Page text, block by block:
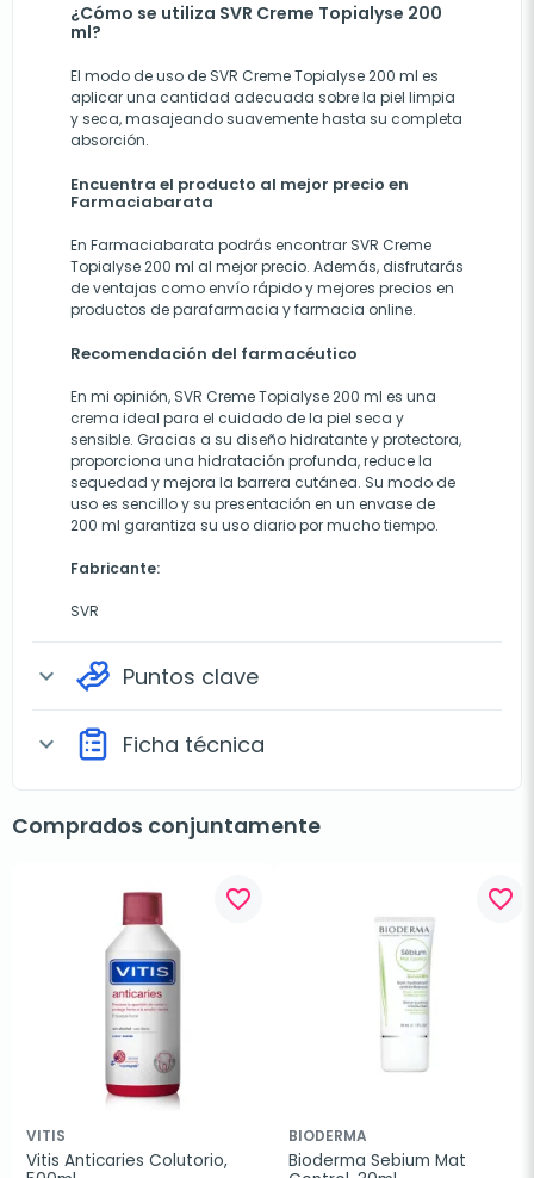
¿Cómo se utiliza SVR Creme Topialyse 200
ml?
El modo de uso de SVR Creme Topialyse 200 ml es
aplicar una cantidad adecuada sobre la piel limpia
y seca, masajeando suavemente hasta su completa
absorción.
Encuentra el producto al mejor precio en
Farmaciabarata
En Farmaciabarata podrás encontrar SVR Creme
Topialyse 200 ml al mejor precio. Además, disfrutarás
de ventajas como envío rápido y mejores precios en
productos de parafarmacia y farmacia online.
Recomendación del farmacéutico
En mi opinión, SVR Creme Topialyse 200 ml es una
crema ideal para el cuidado de la piel seca y
sensible. Gracias a su diseño hidratante y protectora,
proporciona una hidratación profunda, reduce la
sequedad y mejora la barrera cutánea. Su modo de
uso es sencillo y su presentación en un envase de
200 ml garantiza su uso diario por mucho tiempo.
Fabricante:
SVR
expand_more Puntos clave
expand_more Ficha técnica
Comprados conjuntamente
favorite_border
VITIS
Vitis Anticaries Colutorio,
favorite_border
BIODERMA
Bioderma Sebium Mat